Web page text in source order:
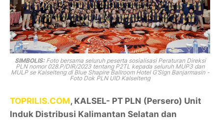
SIMBOLIS:Foto bersama seluruh peserta sosialisasi Peraturan Direksi
PLN nomor 028.P/DIR/2023 tentang P2TL kepada seluruh MUP3 dan
MULP se Kalselteng di Blue Shapire Ballroom Hotel G’Sign Banjarmasin -
Foto Dok PLN UID Kalselteng
TOPRILIS.COM, KALSEL- PT PLN (Persero) Unit
Induk Distribusi Kalimantan Selatan dan